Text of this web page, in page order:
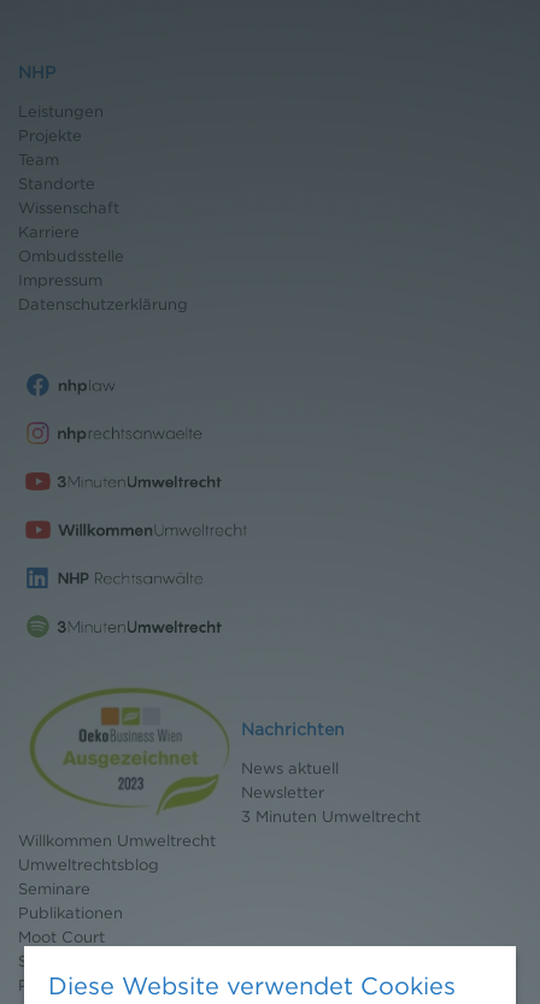
NHP
Leistungen
Projekte
Team
Standorte
Wissenschaft
Karriere
Ombudsstelle
Impressum
Datenschutzerklärung
Nachrichten
News aktuell
Newsletter
3 Minuten Umweltrecht
Willkommen Umweltrecht
Umweltrechtsblog
Seminare
Publikationen
Moot Court
Stipendium
Pressebereich
Diese Website verwendet Cookies